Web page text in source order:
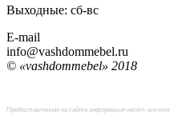
Выходные: сб-вc
E-mail
info@vashdommebel.ru
© «vashdommebel» 2018
Предоставленная на сайте информация несёт